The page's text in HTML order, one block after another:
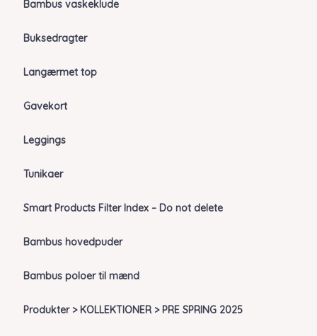
Bambus vaskeklude
Buksedragter
Langærmet top
Gavekort
Leggings
Tunikaer
Smart Products Filter Index – Do not delete
Bambus hovedpuder
Bambus poloer til mænd
Produkter > KOLLEKTIONER > PRE SPRING 2025